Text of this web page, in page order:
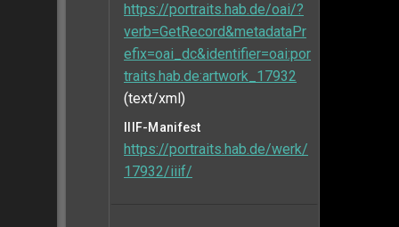
https://portraits.hab.de/oai/?
verb=GetRecord&metadataPr
efix=oai_dc&identifier=oai:por
traits.hab.de:artwork_17932
(text/xml)
IIIF-Manifest
https://portraits.hab.de/werk/
17932/iiif/